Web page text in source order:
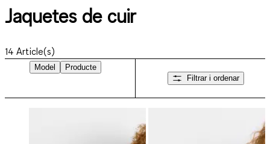
Jaquetes de cuir
14 Article(s)
Model
Producte
Filtrar i ordenar